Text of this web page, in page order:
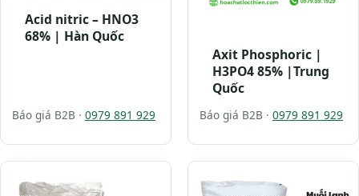
Acid nitric – HNO3
68% | Hàn Quốc
Báo giá B2B · 0979 891 929
Axit Phosphoric |
H3PO4 85% |Trung
Quốc
Báo giá B2B · 0979 891 929